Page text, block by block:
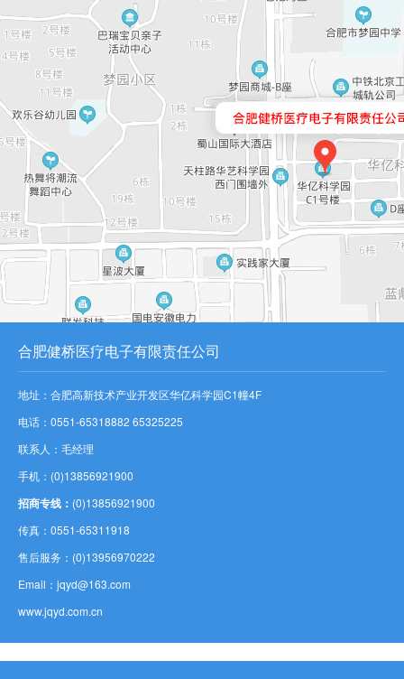
合肥健桥医疗电子有限责任公司
地址：合肥高新技术产业开发区华亿科学园C1幢4F
电话：0551-65318882 65325225
联系人：毛经理
手机：(0)13856921900
招商专线： (0)13856921900
传真：0551-65311918
售后服务：(0)13956970222
Email：jqyd@163.com
www.jqyd.com.cn